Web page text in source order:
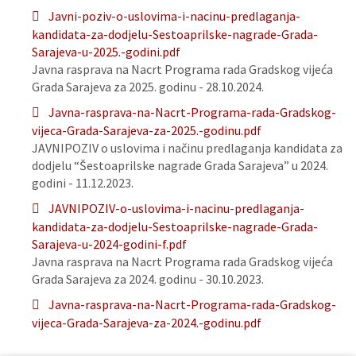
Javni-poziv-o-uslovima-i-nacinu-predlaganja-
kandidata-za-dodjelu-Sestoaprilske-nagrade-Grada-
Sarajeva-u-2025.-godini.pdf
Javna rasprava na Nacrt Programa rada Gradskog vijeća
Grada Sarajeva za 2025. godinu - 28.10.2024.
Javna-rasprava-na-Nacrt-Programa-rada-Gradskog-
vijeca-Grada-Sarajeva-za-2025.-godinu.pdf
JAVNIPOZIV o uslovima i načinu predlaganja kandidata za
dodjelu “Šestoaprilske nagrade Grada Sarajeva” u 2024.
godini - 11.12.2023.
JAVNIPOZIV-o-uslovima-i-nacinu-predlaganja-
kandidata-za-dodjelu-Sestoaprilske-nagrade-Grada-
Sarajeva-u-2024-godini-f.pdf
Javna rasprava na Nacrt Programa rada Gradskog vijeća
Grada Sarajeva za 2024. godinu - 30.10.2023.
Javna-rasprava-na-Nacrt-Programa-rada-Gradskog-
vijeca-Grada-Sarajeva-za-2024.-godinu.pdf